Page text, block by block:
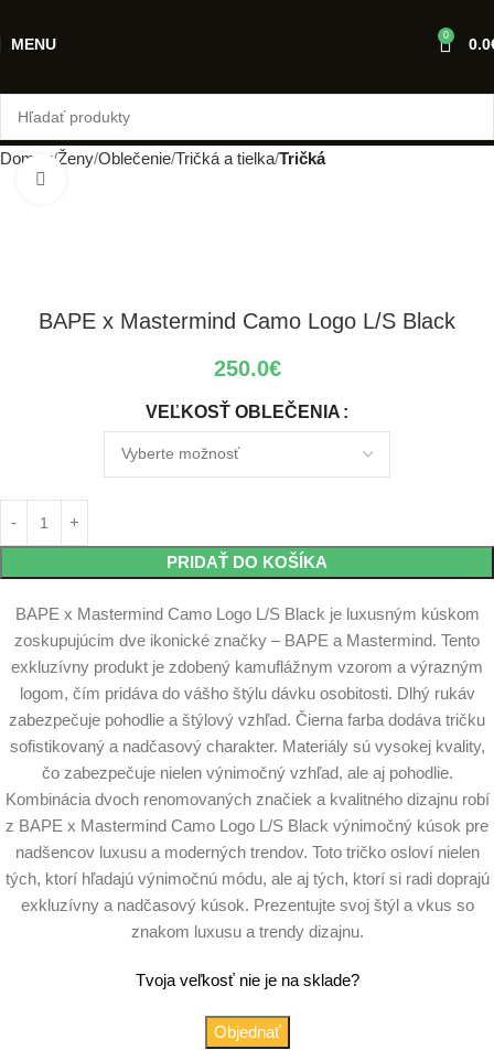
MENU 0 0.0
Domov Ženy Oblečenie Tričká a tielka Tričká
BAPE x Mastermind Camo Logo L/S Black
250.0€
VEĽKOSŤ OBLEČENIA
PRIDAŤ DO KOŠÍKA
BAPE x Mastermind Camo Logo L/S Black je luxusným kúskom
zoskupujúcim dve ikonické značky – BAPE a Mastermind. Tento
exkluzívny produkt je zdobený kamuflážnym vzorom a výrazným
logom, čím pridáva do vášho štýlu dávku osobitosti. Dlhý rukáv
zabezpečuje pohodlie a štýlový vzhľad. Čierna farba dodáva tričku
sofistikovaný a nadčasový charakter. Materiály sú vysokej kvality,
čo zabezpečuje nielen výnimočný vzhľad, ale aj pohodlie.
Kombinácia dvoch renomovaných značiek a kvalitného dizajnu robí
z BAPE x Mastermind Camo Logo L/S Black výnimočný kúsok pre
nadšencov luxusu a moderných trendov. Toto tričko osloví nielen
tých, ktorí hľadajú výnimočnú módu, ale aj tých, ktorí si radi doprajú
exkluzívny a nadčasový kúsok. Prezentujte svoj štýl a vkus so
znakom luxusu a trendy dizajnu.
Tvoja veľkosť nie je na sklade?
Objednať